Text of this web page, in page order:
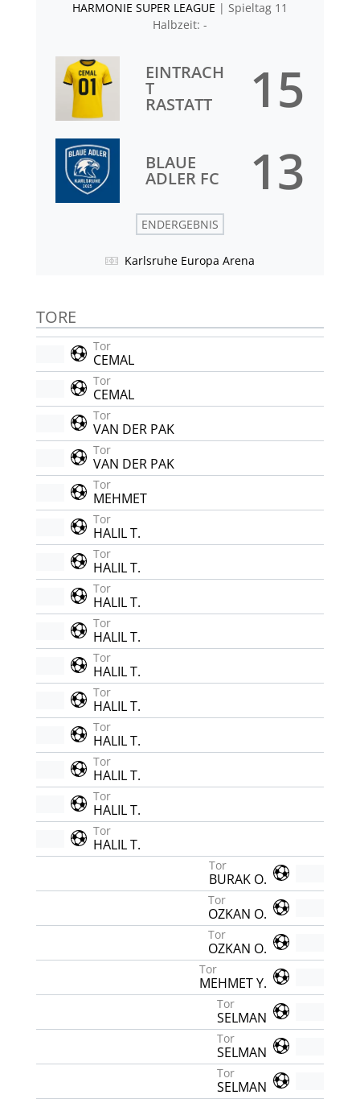
HARMONIE SUPER LEAGUE | Spieltag 11
Halbzeit: -
EINTRACH
T
RASTATT 15
BLAUE
ADLER FC 13
ENDERGEBNIS
Karlsruhe Europa Arena
TORE
Tor
CEMAL
Tor
CEMAL
Tor
VAN DER PAK
Tor
VAN DER PAK
Tor
MEHMET
Tor
HALIL T.
Tor
HALIL T.
Tor
HALIL T.
Tor
HALIL T.
Tor
HALIL T.
Tor
HALIL T.
Tor
HALIL T.
Tor
HALIL T.
Tor
HALIL T.
Tor
HALIL T.
Tor
BURAK O.
Tor
OZKAN O.
Tor
OZKAN O.
Tor
MEHMET Y.
Tor
SELMAN
Tor
SELMAN
Tor
SELMAN